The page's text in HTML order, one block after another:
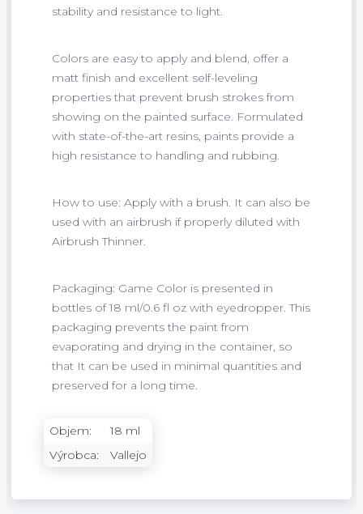
stability and resistance to light.
Colors are easy to apply and blend, offer a
matt finish and excellent self-leveling
properties that prevent brush strokes from
showing on the painted surface. Formulated
with state-of-the-art resins, paints provide a
high resistance to handling and rubbing.
How to use: Apply with a brush. It can also be
used with an airbrush if properly diluted with
Airbrush Thinner.
Packaging: Game Color is presented in
bottles of 18 ml/0.6 fl oz with eyedropper. This
packaging prevents the paint from
evaporating and drying in the container, so
that It can be used in minimal quantities and
preserved for a long time.
Objem:
18 ml
Výrobca:
Vallejo